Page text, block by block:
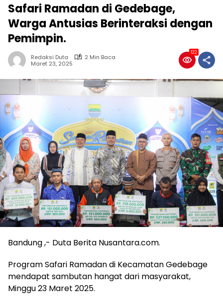
Safari Ramadan di Gedebage,
Warga Antusias Berinteraksi dengan
Pemimpin.
Redaksi Duta
2 Min Baca
Maret 23, 2025
122
Bandung ,- Duta Berita Nusantara.com.
Program Safari Ramadan di Kecamatan Gedebage
mendapat sambutan hangat dari masyarakat,
Minggu 23 Maret 2025.